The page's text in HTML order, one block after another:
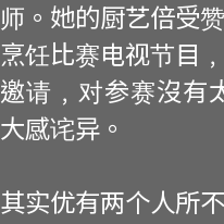
师。她的厨艺倍受
烹饪比赛电视节目
邀请﹐对参赛沒有
大感诧异。
其实优有两个人所